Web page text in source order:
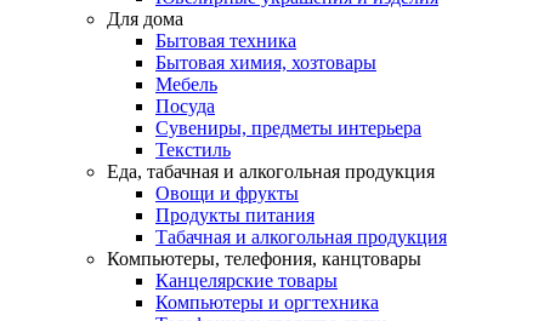
Для дома
Бытовая техника
Бытовая химия, хозтовары
Мебель
Посуда
Сувениры, предметы интерьера
Текстиль
Еда, табачная и алкогольная продукция
Овощи и фрукты
Продукты питания
Табачная и алкогольная продукция
Компьютеры, телефония, канцтовары
Канцелярские товары
Компьютеры и оргтехника